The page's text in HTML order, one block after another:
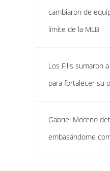
cambiaron de
límite de la MLB
Los Filis sumaron
para fortalecer su
Gabriel Moreno
embasándome